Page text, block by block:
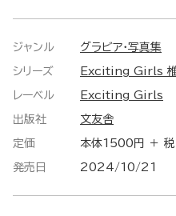
ジャンル グラビア・写真集
シリーズ Exciting Girls 椎
レーベル Exciting Girls
出版社 文友舎
定価 本体1500円 ＋ 税
発売日 2024/10/21